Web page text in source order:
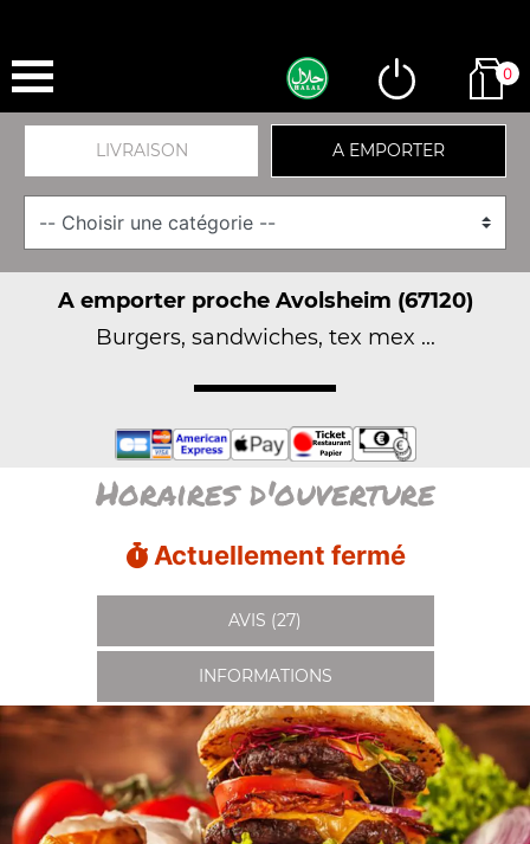
0
LIVRAISON A EMPORTER
A emporter proche Avolsheim (67120)
Burgers, sandwiches, tex mex ...
Horaires d'ouverture
Actuellement fermé
AVIS (27)
INFORMATIONS